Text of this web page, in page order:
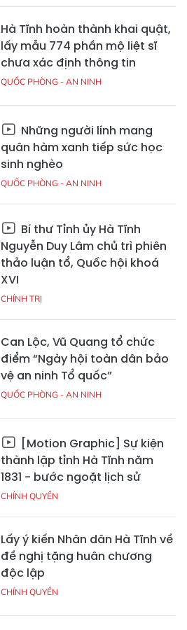
Hà Tĩnh hoàn thành khai quật,
lấy mẫu 774 phần mộ liệt sĩ
chưa xác định thông tin
QUỐC PHÒNG - AN NINH
Những người lính mang
quân hàm xanh tiếp sức học
sinh nghèo
QUỐC PHÒNG - AN NINH
Bí thư Tỉnh ủy Hà Tĩnh
Nguyễn Duy Lâm chủ trì phiên
thảo luận tổ, Quốc hội khoá
XVI
CHÍNH TRỊ
Can Lộc, Vũ Quang tổ chức
điểm “Ngày hội toàn dân bảo
vệ an ninh Tổ quốc”
QUỐC PHÒNG - AN NINH
[Motion Graphic] Sự kiện
thành lập tỉnh Hà Tĩnh năm
1831 - bước ngoặt lịch sử
CHÍNH QUYỀN
Lấy ý kiến Nhân dân Hà Tĩnh về
đề nghị tặng huân chương
độc lập
CHÍNH QUYỀN